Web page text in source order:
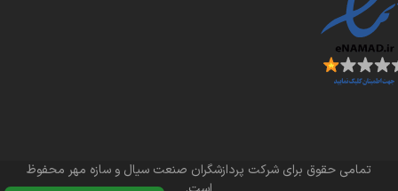
تمامی حقوق برای شرکت پردازشگران صنعت سیال و سازه مهر محفوظ